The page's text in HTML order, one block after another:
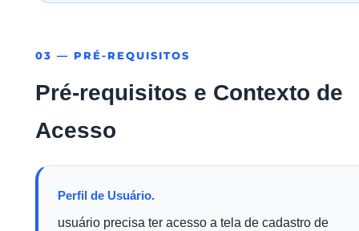
03 — PRÉ-REQUISITOS
Pré-requisitos e Contexto de
Acesso
Perfil de Usuário.
usuário precisa ter acesso a tela de cadastro de